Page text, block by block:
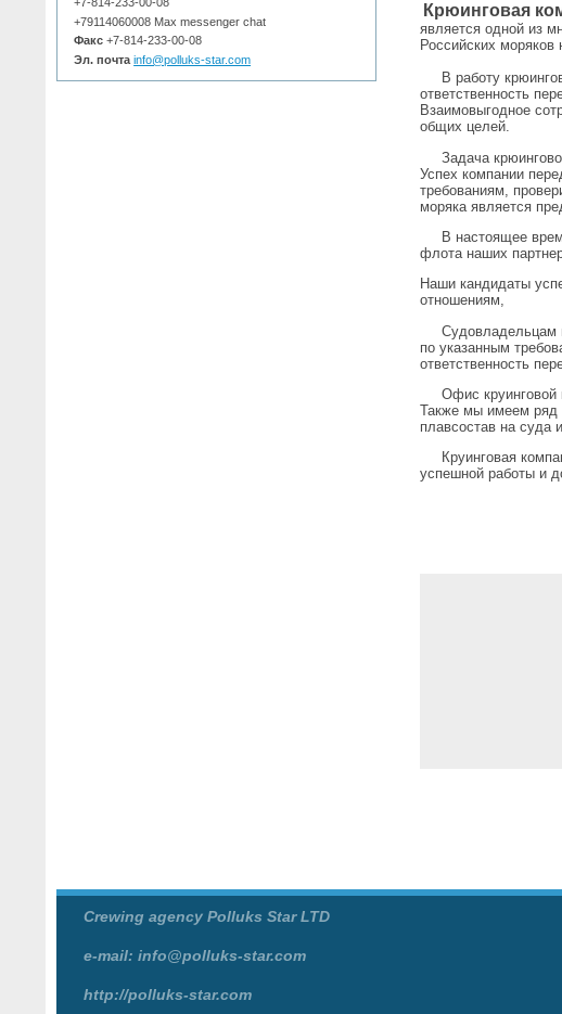
+79114060008 Max messenger chat
Факс +7-814-233-00-08
Эл. почта info@polluks-star.com
Крюинговая
является одной из
Российских
В работу
ответственность
Взаимовыгодное
общих целей.
Задача
Успех компании
требованиям,
моряка является
В настоящее
флота наших
Наши кандидаты
отношениям,
Судовладельцам
по указанным
ответственность
Офис круинговой
Также мы имеем ряд
плавсостав на суда
Круинговая
успешной работы и
Crewing agency Polluks Star LTD
e-mail: info@polluks-star.com
http://polluks-star.com